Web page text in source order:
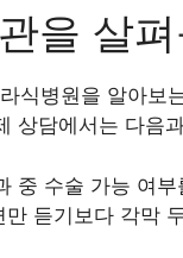
을 살
식병원을 알아보
상담에서는 다음
중 수술 가능 여
만 듣기보다 각막